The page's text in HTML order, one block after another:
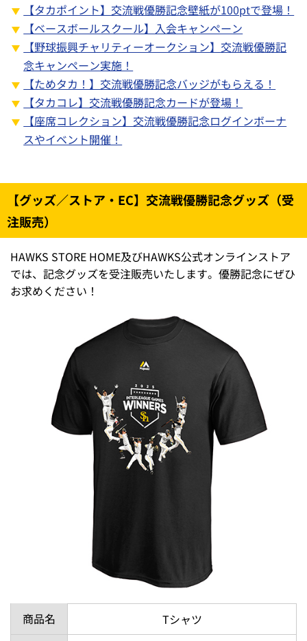
【タカポイント】交流戦優勝記念壁紙が100ptで登場！
【ベースボールスクール】入会キャンペーン
【野球振興チャリティーオークション】交流戦優勝記
念キャンペーン実施！
【ためタカ！】交流戦優勝記念バッジがもらえる！
【タカコレ】交流戦優勝記念カードが登場！
【座席コレクション】交流戦優勝記念ログインボーナ
スやイベント開催！
【グッズ／ストア・EC】交流戦優勝記念グッズ（受
注販売）
HAWKS STORE HOME及びHAWKS公式オンラインストア
では、記念グッズを受注販売いたします。優勝記念にぜひ
お求めください！
商品名
Tシャツ